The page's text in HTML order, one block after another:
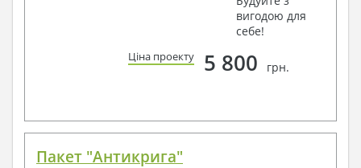
вигодою для
себе!
Ціна проекту 5 800 грн.
Пакет "Антикрига"